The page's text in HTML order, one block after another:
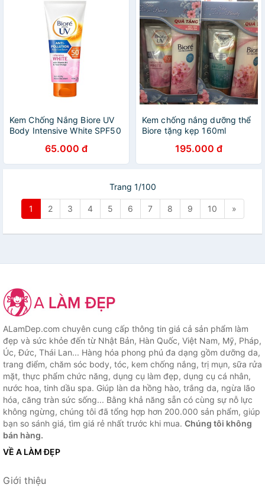
Kem Chống Nắng Biore UV
Body Intensive White SPF50
65.000 đ
Kem chống nắng dưỡng thể
Biore tặng kẹp 160ml
195.000 đ
Trang 1/100
1 2 3 4 5 6 7 8 9 10 »
ALamDep.com chuyên cung cấp thông tin giá cả sản phẩm làm
đẹp và sức khỏe đến từ Nhật Bản, Hàn Quốc, Việt Nam, Mỹ, Pháp,
Úc, Đức, Thái Lan... Hàng hóa phong phú đa dạng gồm dưỡng da,
trang điểm, chăm sóc body, tóc, kem chống nắng, trị mụn, sữa rửa
mặt, thực phẩm chức năng, dụng cụ làm đẹp, dụng cụ cá nhân,
nước hoa, tinh dầu spa. Giúp làn da hồng hào, trắng da, ngừa lão
hóa, căng tràn sức sống... Bằng khả năng sẵn có cùng sự nỗ lực
không ngừng, chúng tôi đã tổng hợp hơn 200.000 sản phẩm, giúp
bạn so sánh giá, tìm giá rẻ nhất trước khi mua. Chúng tôi không
bán hàng.
VỀ A LÀM ĐẸP
Giới thiệu